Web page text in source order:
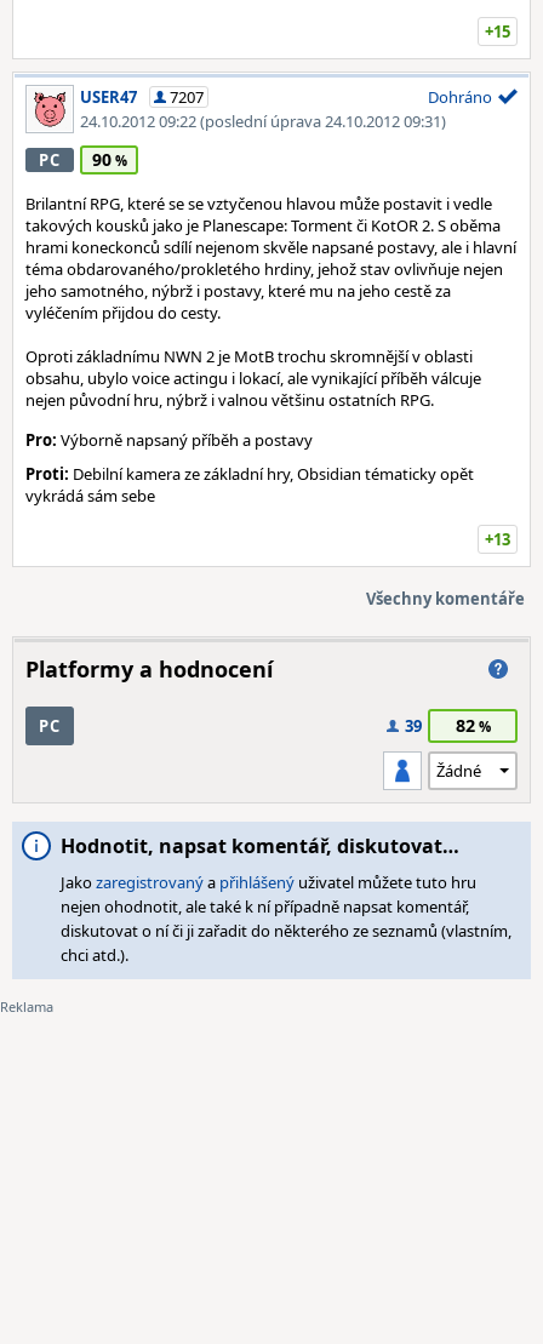
+15
USER47
7207
24.10.2012 09:22(poslední úprava 24.10.2012 09:31)
Dohráno
PC 90
Brilantní RPG, které se se vztyčenou hlavou může postavit i vedle
takových kousků jako je Planescape: Torment či KotOR 2. S oběma
hrami koneckonců sdílí nejenom skvěle napsané postavy, ale i hlavní
téma obdarovaného/prokletého hrdiny, jehož stav ovlivňuje nejen
jeho samotného, nýbrž i postavy, které mu na jeho cestě za
vyléčením přijdou do cesty.
Oproti základnímu NWN 2 je MotB trochu skromnější v oblasti
obsahu, ubylo voice actingu i lokací, ale vynikající příběh válcuje
nejen původní hru, nýbrž i valnou většinu ostatních RPG.
Pro: Výborně napsaný příběh a postavy
Proti: Debilní kamera ze základní hry, Obsidian tématicky opět
vykrádá sám sebe
+13
Všechny komentáře
Platformy a hodnocení
PC 39 82
Hodnotit, napsat komentář, diskutovat…
Jakozaregistrovanýa přihlášený uživatel můžete tuto hru
nejen ohodnotit, ale také k ní případně napsat komentář,
diskutovat o ní či ji zařadit do některého ze seznamů (vlastním,
chci atd.).